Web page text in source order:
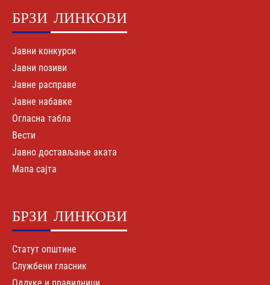
БРЗИ ЛИНКОВИ
Јавни конкурси
Јавни позиви
Јавне расправе
Јавне набавке
Огласна табла
Вести
Јавно достављање аката
Мапа сајта
БРЗИ ЛИНКОВИ
Статут општине
Службени гласник